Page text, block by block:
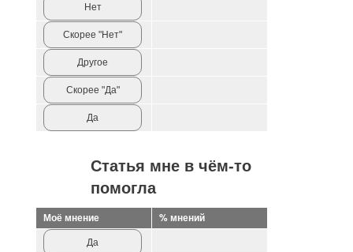
Нет
Скорее "Нет"
Другое
Скорее "Да"
Да
Статья мне в чём-то
помогла
Моё мнение % мнений
Да